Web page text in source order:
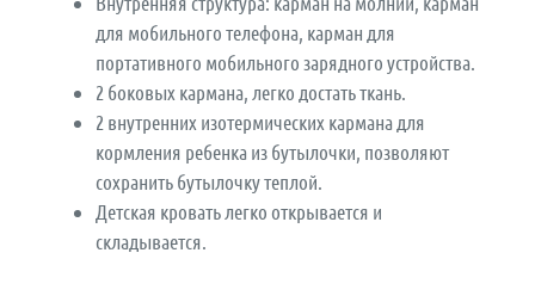
для мобильного телефона, карман для
портативного мобильного зарядного устройства.
2 боковых кармана, легко достать ткань.
2 внутренних изотермических кармана для
кормления ребенка из бутылочки, позволяют
сохранить бутылочку теплой.
Детская кровать легко открывается и
складывается.